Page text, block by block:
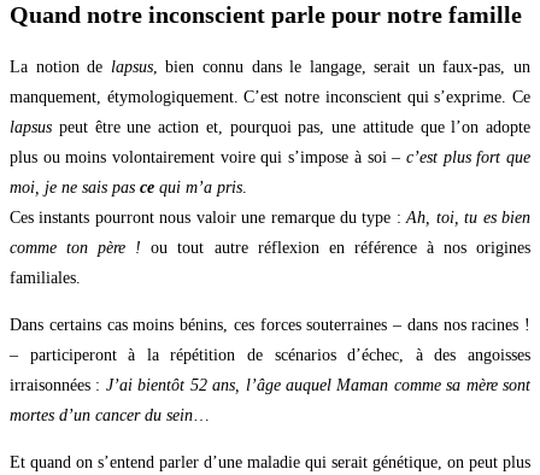
Quand notre inconscient parle pour notre famille
La notion de lapsus, bien connu dans le langage, serait un faux-pas, un
manquement, étymologiquement. C’est notre inconscient qui s’exprime. Ce
lapsus peut être une action et, pourquoi pas, une attitude que l’on adopte
plus ou moins volontairement voire qui s’impose à soi – c’est plus fort que
moi, je ne sais pas ce qui m’a pris
Ces instants pourront nous valoir une remarque du type :Ah, toi, tu es bien
comme ton père ! ou tout autre réflexion en référence à nos origines
familiales.
Dans certains cas moins bénins, ces forces souterraines – dans nos racines !
– participeront à la répétition de scénarios d’échec, à des angoisses
irraisonnées : J’ai bientôt 52 ans, l’âge auquel Maman comme sa mère sont
mortes d’un cancer du sein
Et quand on s’entend parler d’une maladie qui serait génétique, on peut plus